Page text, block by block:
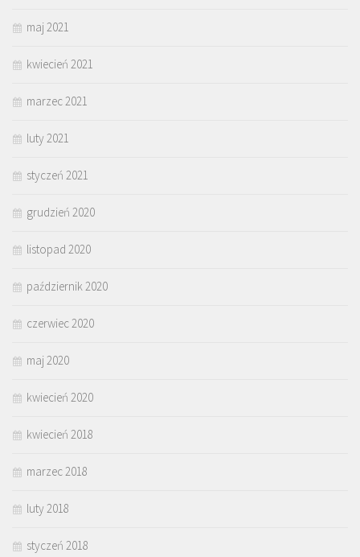
maj 2021
kwiecień 2021
marzec 2021
luty 2021
styczeń 2021
grudzień 2020
listopad 2020
październik 2020
czerwiec 2020
maj 2020
kwiecień 2020
kwiecień 2018
marzec 2018
luty 2018
styczeń 2018